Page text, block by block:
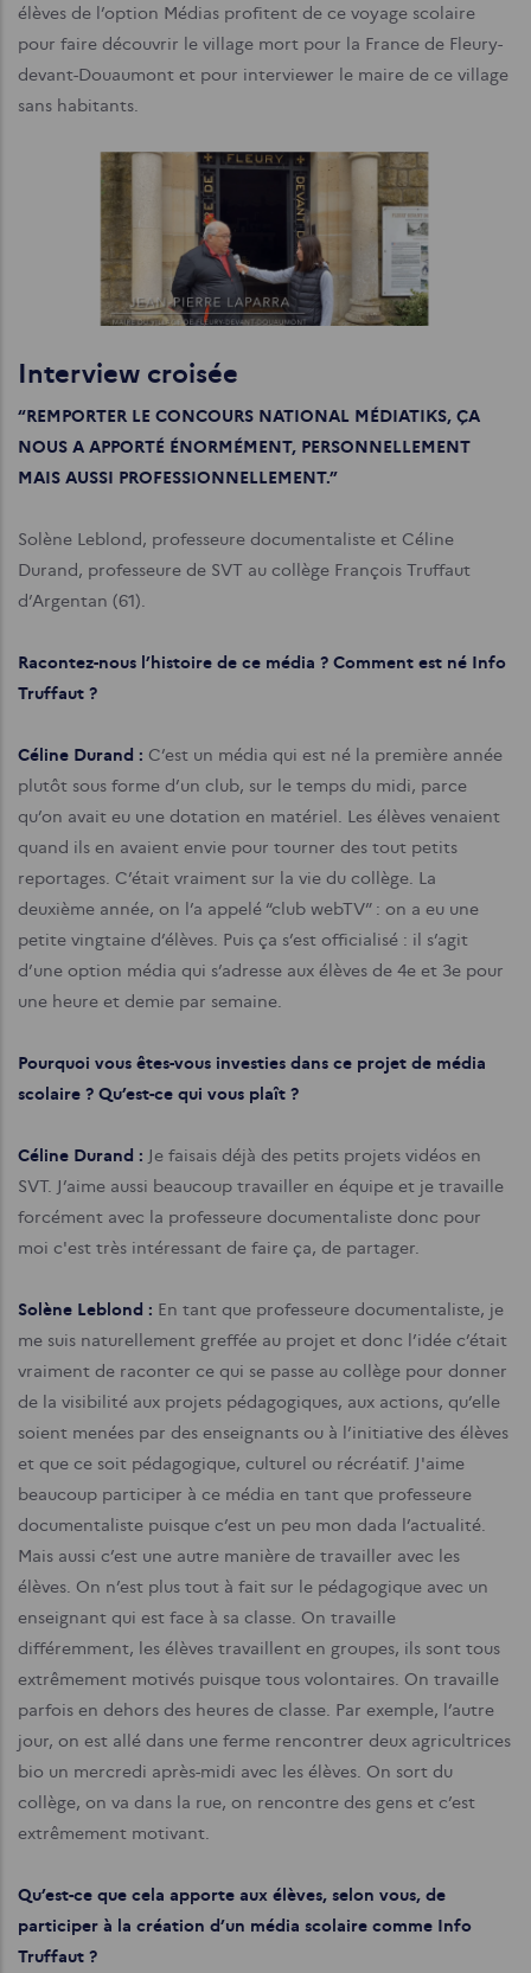
élèves de l’option Médias profitent de ce voyage scolaire
pour faire découvrir le village mort pour la France de Fleury-
devant-Douaumont et pour interviewer le maire de ce village
sans habitants.
Interview croisée
“REMPORTER LE CONCOURS NATIONAL MÉDIATIKS, ÇA
NOUS A APPORTÉ ÉNORMÉMENT, PERSONNELLEMENT
MAIS AUSSI PROFESSIONNELLEMENT.”
Solène Leblond, professeure documentaliste et Céline
Durand, professeure de SVT au collège François Truffaut
d’Argentan (61).
Racontez-nous l’histoire de ce média ? Comment est né Info
Truffaut ?
Céline Durand : C’est un média qui est né la première année
plutôt sous forme d’un club, sur le temps du midi, parce
qu’on avait eu une dotation en matériel. Les élèves venaient
quand ils en avaient envie pour tourner des tout petits
reportages. C’était vraiment sur la vie du collège. La
deuxième année, on l’a appelé “club webTV” : on a eu une
petite vingtaine d’élèves. Puis ça s’est officialisé : il s’agit
d’une option média qui s’adresse aux élèves de 4e et 3e pour
une heure et demie par semaine.
Pourquoi vous êtes-vous investies dans ce projet de média
scolaire ? Qu’est-ce qui vous plaît ?
Céline Durand : Je faisais déjà des petits projets vidéos en
SVT. J’aime aussi beaucoup travailler en équipe et je travaille
forcément avec la professeure documentaliste donc pour
moi c'est très intéressant de faire ça, de partager.
Solène Leblond : En tant que professeure documentaliste, je
me suis naturellement greffée au projet et donc l’idée c’était
vraiment de raconter ce qui se passe au collège pour donner
de la visibilité aux projets pédagogiques, aux actions, qu’elle
soient menées par des enseignants ou à l’initiative des élèves
et que ce soit pédagogique, culturel ou récréatif. J'aime
beaucoup participer à ce média en tant que professeure
documentaliste puisque c’est un peu mon dada l’actualité.
Mais aussi c’est une autre manière de travailler avec les
élèves. On n’est plus tout à fait sur le pédagogique avec un
enseignant qui est face à sa classe. On travaille
différemment, les élèves travaillent en groupes, ils sont tous
extrêmement motivés puisque tous volontaires. On travaille
parfois en dehors des heures de classe. Par exemple, l’autre
jour, on est allé dans une ferme rencontrer deux agricultrices
bio un mercredi après-midi avec les élèves. On sort du
collège, on va dans la rue, on rencontre des gens et c’est
extrêmement motivant.
Qu’est-ce que cela apporte aux élèves, selon vous, de
participer à la création d’un média scolaire comme Info
Truffaut ?